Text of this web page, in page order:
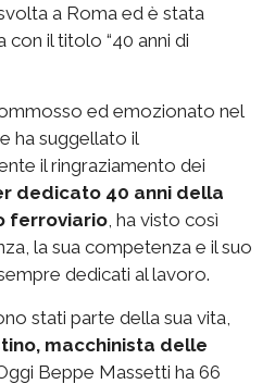
a Roma ed è stata
con il titolo “40 anni di
ed emozionato nel
ha suggellato il
il ringraziamento dei
dedicato 40 anni della
ferroviario , ha visto così
la sua competenza e il suo
dedicati al lavoro.
stati parte della sua vita,
macchinista delle
Beppe Massetti ha 66